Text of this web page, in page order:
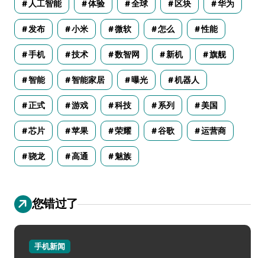
人工智能 体验 全球 区块 华为
发布 小米 微软 怎么 性能
手机 技术 数智网 新机 旗舰
智能 智能家居 曝光 机器人
正式 游戏 科技 系列 美国
芯片 苹果 荣耀 谷歌 运营商
骁龙 高通 魅族
您错过了
手机新闻